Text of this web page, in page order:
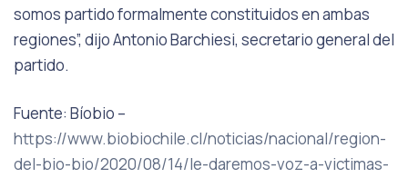
somos partido formalmente constituidos en ambas
regiones”, dijo Antonio Barchiesi, secretario general del
partido.
Fuente: Bíobio –
https://www.biobiochile.cl/noticias/nacional/region-
del-bio-bio/2020/08/14/le-daremos-voz-a-victimas-